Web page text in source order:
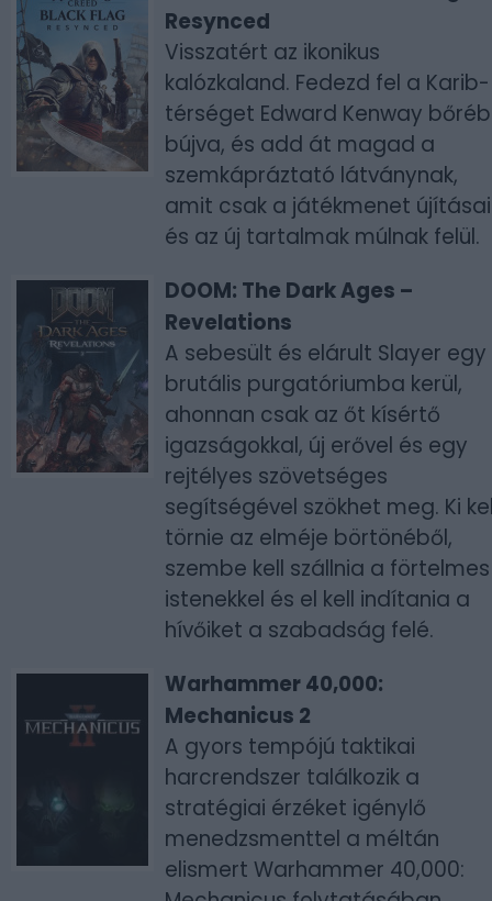
Resynced
Visszatért az ikonikus
kalózkaland. Fedezd fel a Karib-
térséget Edward Kenway
bújva, és add át magad a
szemkápráztató látványnak,
amit csak a játékmenet újításai
és az új tartalmak múlnak felül.
DOOM: The Dark Ages –
Revelations
A sebesült és elárult Slayer egy
brutális purgatóriumba kerül,
ahonnan csak az őt kísértő
igazságokkal, új erővel és egy
rejtélyes szövetséges
segítségével szökhet meg. Ki
törnie az elméje börtönéből,
szembe kell szállnia a förtelmes
istenekkel és el kell indítania a
hívőiket a szabadság felé.
Warhammer 40,000:
Mechanicus 2
A gyors tempójú taktikai
harcrendszer találkozik a
stratégiai érzéket igénylő
menedzsmenttel a méltán
elismert Warhammer 40,000: